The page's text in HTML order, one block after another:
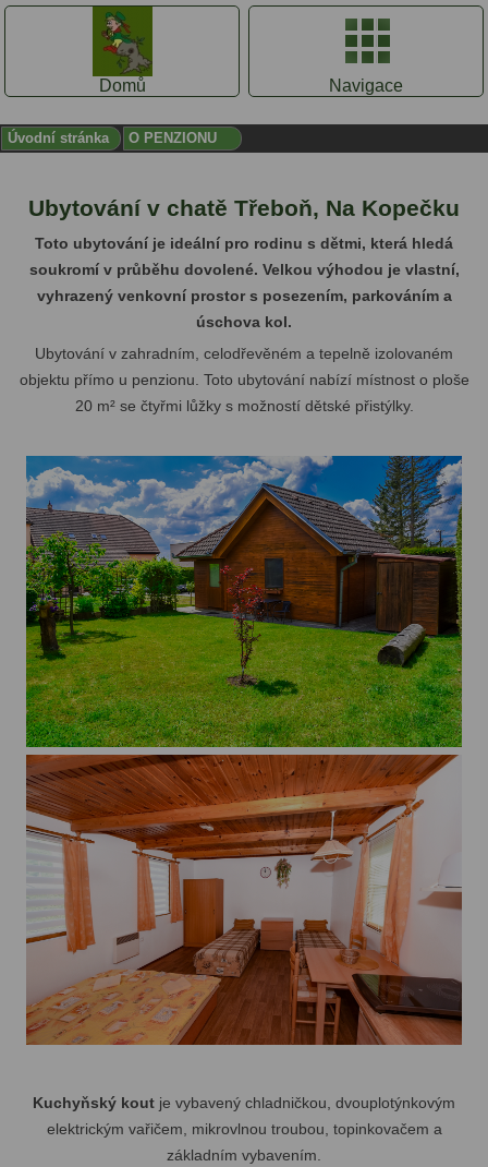
Domů Navigace
Úvodní stránka O PENZIONU
Ubytování v chatě Třeboň, Na Kopečku
Toto ubytování je ideální pro rodinu s dětmi, která hledá
soukromí v průběhu dovolené. Velkou výhodou je vlastní,
vyhrazený venkovní prostor s posezením, parkováním a
úschova kol.
Ubytování v zahradním, celodřevěném a tepelně izolovaném
objektu přímo u penzionu. Toto ubytování nabízí místnost o ploše
20 m² se čtyřmi lůžky s možností dětské přistýlky.
Kuchyňský kout je vybavený chladničkou, dvouplotýnkovým
elektrickým vařičem, mikrovlnou troubou, topinkovačem a
základním vybavením.